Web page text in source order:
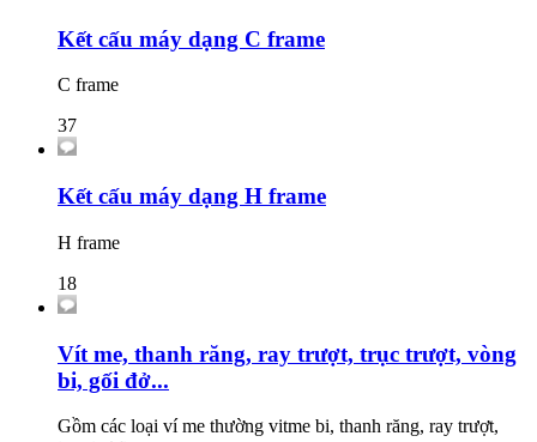
Kết cấu máy dạng C frame
C frame
37
Kết cấu máy dạng H frame
H frame
18
Vít me, thanh răng, ray trượt, trục trượt, vòng
bi, gối đở...
Gồm các loại ví me thường vitme bi, thanh răng, ray trượt,